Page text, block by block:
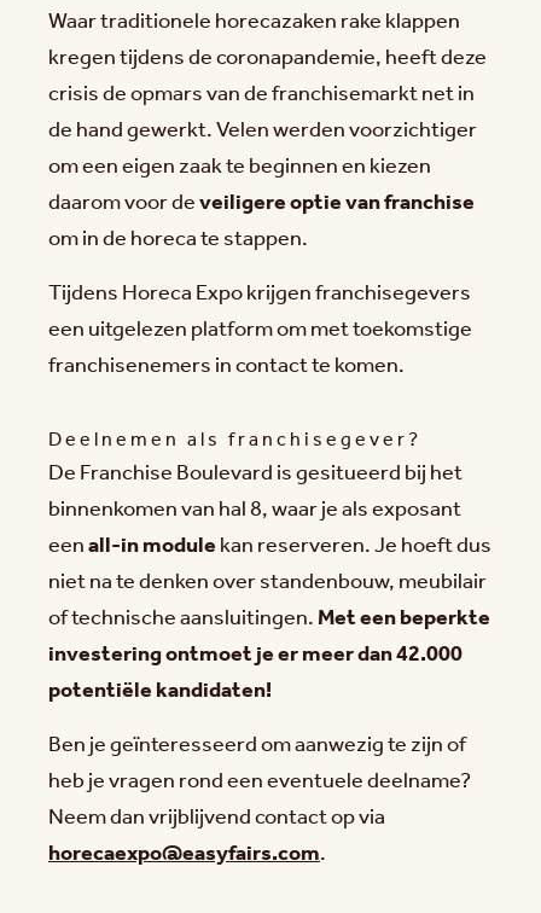
Waar traditionele horecazaken rake klappen
kregen tijdens de coronapandemie, heeft deze
crisis de opmars van de franchisemarkt net in
de hand gewerkt. Velen werden voorzichtiger
om een eigen zaak te beginnen en kiezen
daarom voor deveiligere optie van franchise
om in de horeca te stappen.
Tijdens Horeca Expo krijgen franchisegevers
een uitgelezen platform om met toekomstige
franchisenemers in contact te komen.
Deelnemen als franchisegever?
De Franchise Boulevard is gesitueerd bij het
binnenkomen van hal 8, waar je als exposant
eenall-in modulekan reserveren. Je hoeft dus
niet na te denken over standenbouw, meubilair
of technische aansluitingen.Met een beperkte
investering ontmoet je er meer dan 42.000
potentiële kandidaten!
Ben je geïnteresseerd om aanwezig te zijn of
heb je vragen rond een eventuele deelname?
Neem dan vrijblijvend contact op via
horecaexpo@easyfairs.com.